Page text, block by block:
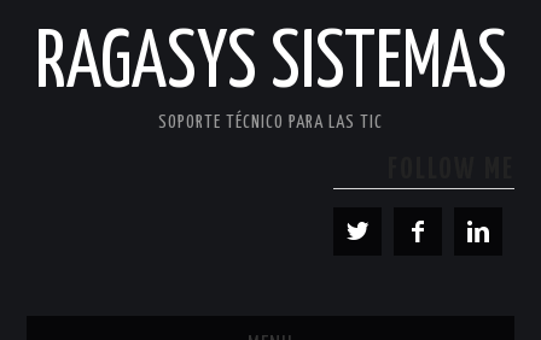
RAGASYS SISTEMAS
SOPORTE TÉCNICO PARA LAS TIC